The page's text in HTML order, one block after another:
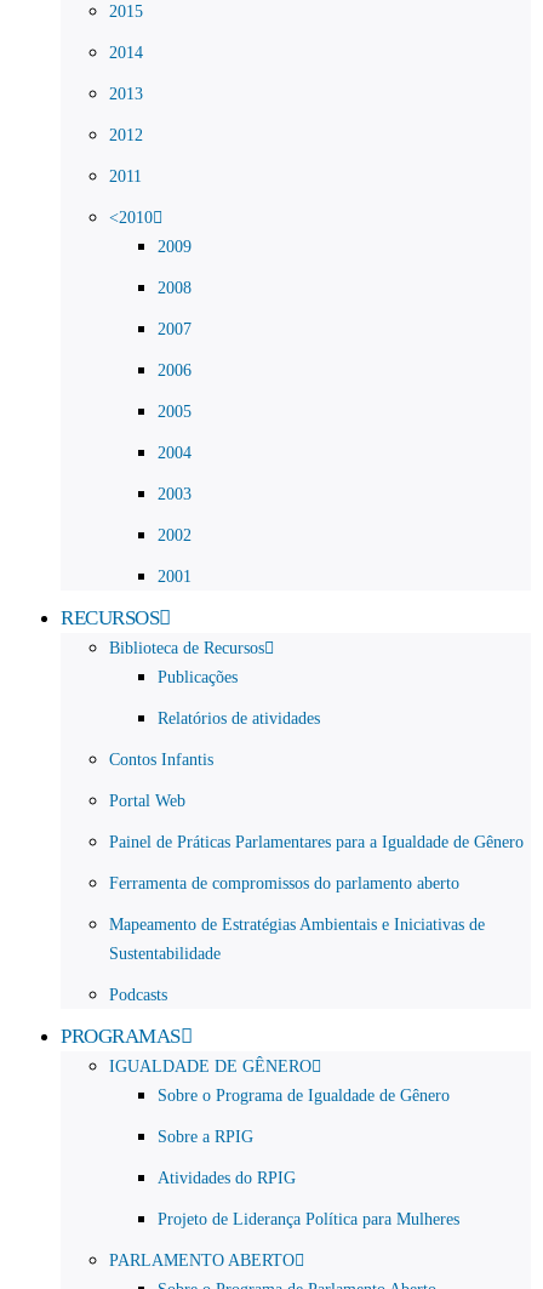
2015
2014
2013
2012
2011
<2010
2009
2008
2007
2006
2005
2004
2003
2002
2001
RECURSOS
Biblioteca de Recursos
Publicações
Relatórios de atividades
Contos Infantis
Portal Web
Painel de Práticas Parlamentares para a Igualdade de Gênero
Ferramenta de compromissos do parlamento aberto
Mapeamento de Estratégias Ambientais e Iniciativas de
Sustentabilidade
Podcasts
PROGRAMAS
IGUALDADE DE GÊNERO
Sobre o Programa de Igualdade de Gênero
Sobre a RPIG
Atividades do RPIG
Projeto de Liderança Política para Mulheres
PARLAMENTO ABERTO